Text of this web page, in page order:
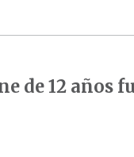
de 12 años